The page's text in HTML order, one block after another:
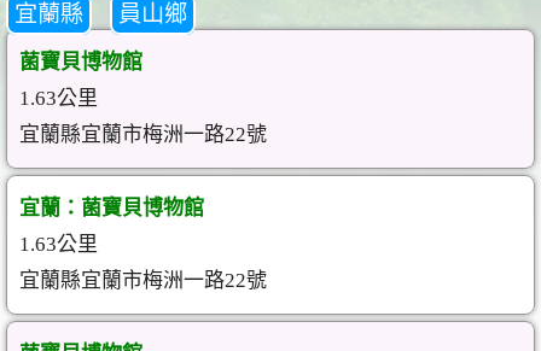
宜蘭縣 員山鄉
菌寶貝博物館
1.63公里
宜蘭縣宜蘭市梅洲一路22號
宜蘭：菌寶貝博物館
1.63公里
宜蘭縣宜蘭市梅洲一路22號